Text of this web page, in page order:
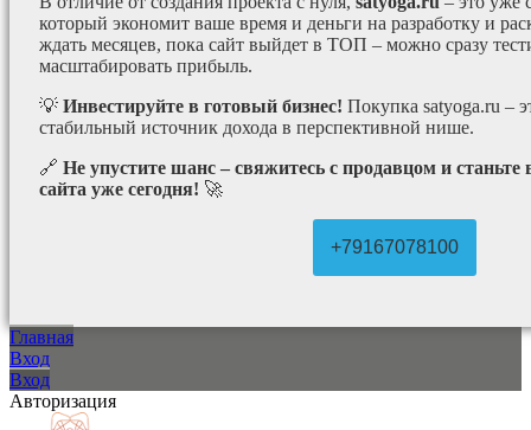
который экономит ваше время и деньги на разработку и
ждать месяцев, пока сайт выйдет в ТОП – можно сразу
масштабировать прибыль.
💡 Инвестируйте в готовый бизнес! Покупка satyoga.ru –
стабильный источник дохода в перспективной нише.
🔗 Не упустите шанс – свяжитесь с продавцом и
сайта уже сегодня! 🚀
+79167078100
Главная
Вход
Вход
Авторизация